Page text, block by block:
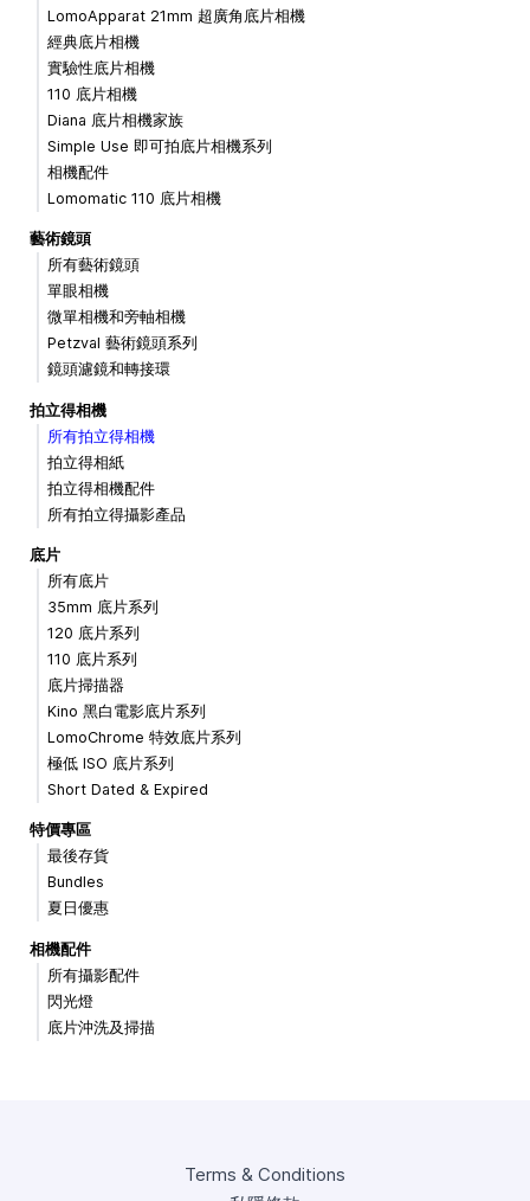
LomoApparat 21mm 超廣角底片相機
經典底片相機
實驗性底片相機
110 底片相機
Diana 底片相機家族
Simple Use 即可拍底片相機系列
相機配件
Lomomatic 110 底片相機
藝術鏡頭
所有藝術鏡頭
單眼相機
微單相機和旁軸相機
Petzval 藝術鏡頭系列
鏡頭濾鏡和轉接環
拍立得相機
所有拍立得相機
拍立得相紙
拍立得相機配件
所有拍立得攝影產品
底片
所有底片
35mm 底片系列
120 底片系列
110 底片系列
底片掃描器
Kino 黑白電影底片系列
LomoChrome 特效底片系列
極低 ISO 底片系列
Short Dated & Expired
特價專區
最後存貨
Bundles
夏日優惠
相機配件
所有攝影配件
閃光燈
底片沖洗及掃描
Terms & Conditions